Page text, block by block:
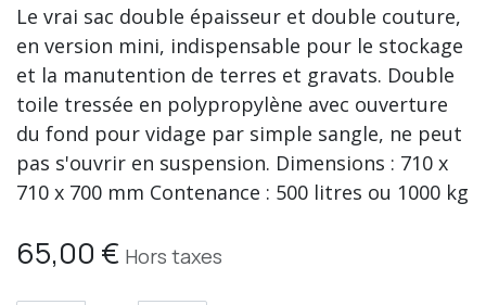
Le vrai sac double épaisseur et double couture,
en version mini, indispensable pour le stockage
et la manutention de terres et gravats. Double
toile tressée en polypropylène avec ouverture
du fond pour vidage par simple sangle, ne peut
pas s'ouvrir en suspension. Dimensions : 710 x
710 x 700 mm Contenance : 500 litres ou 1000 kg
65,00 € Hors taxes